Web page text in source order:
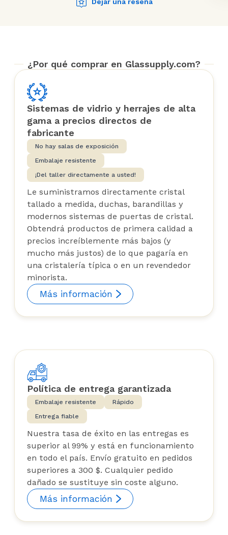
Dejar una reseña
¿Por qué comprar en Glassupply.com?
Sistemas de vidrio y herrajes de alta
gama a precios directos de
fabricante
No hay salas de exposición
Embalaje resistente
¡Del taller directamente a usted!
Le suministramos directamente cristal
tallado a medida, duchas, barandillas y
modernos sistemas de puertas de cristal.
Obtendrá productos de primera calidad a
precios increíblemente más bajos (y
mucho más justos) de lo que pagaría en
una cristalería típica o en un revendedor
minorista.
Más información
Política de entrega garantizada
Embalaje resistente
Rápido
Entrega fiable
Nuestra tasa de éxito en las entregas es
superior al 99% y está en funcionamiento
en todo el país. Envío gratuito en pedidos
superiores a 300 $. Cualquier pedido
dañado se sustituye sin coste alguno.
Más información